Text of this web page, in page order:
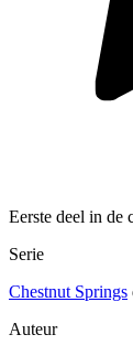
Eerste deel in de
Serie
Chestnut Springs
Auteur